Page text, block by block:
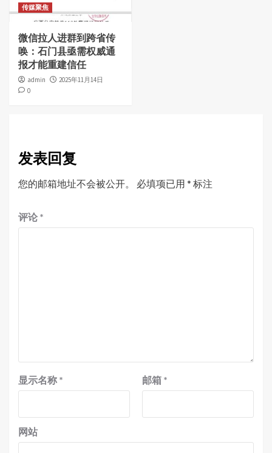
传媒聚焦
微信拉人进群到跨省传
唤：石门县亟需权威通
报才能重建信任
admin
2025年11月14日
0
发表回复
您的邮箱地址不会被公开。 必填项已用 * 标注
评论 *
显示名称 * 邮箱 *
网站